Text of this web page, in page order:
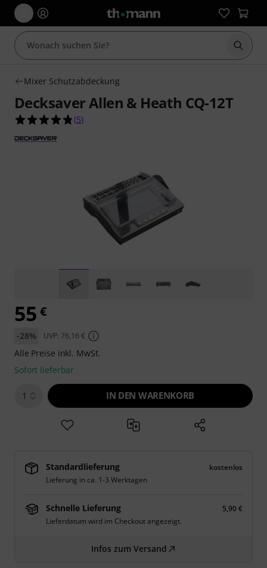
Suche
Mixer Schutzabdeckung
Decksaver Allen & Heath CQ-12T
4.8 von 5 Sternen aus 5 Kundenbewertungen
(5)
55 €
-28% UVP: 76,16 €
Alle Preise inkl. MwSt.
Sofort lieferbar
1 IN DEN WARENKORB
Standardlieferung
kostenlos
Lieferung in ca. 1-3 Werktagen
Schnelle Lieferung
5,90 €
Lieferdatum wird im Checkout angezeigt.
Infos zum Versand